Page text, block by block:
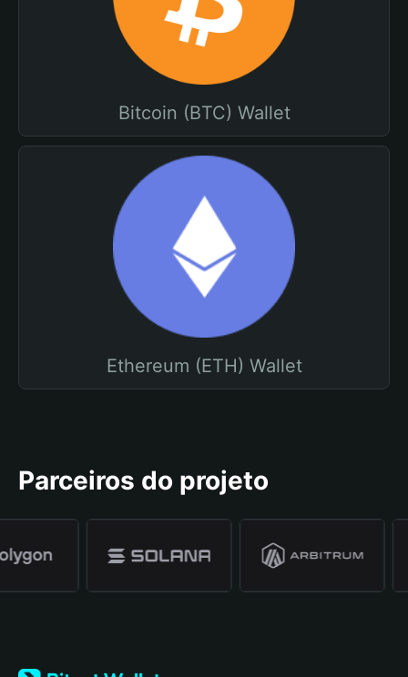
Bitcoin (BTC) Wallet
Ethereum (ETH) Wallet
Parceiros do projeto